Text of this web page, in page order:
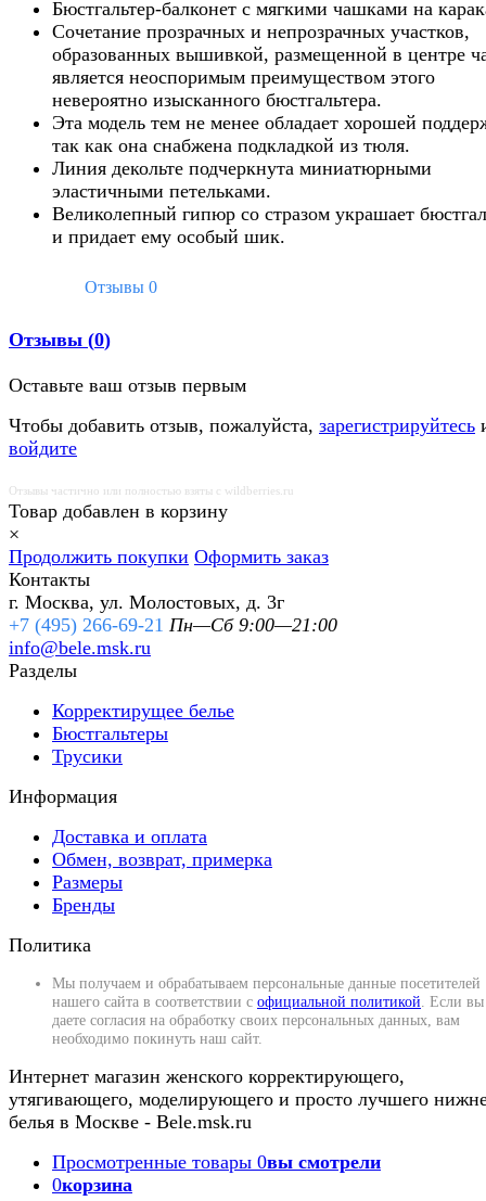
Бюстгальтер-балконет с мягкими чашками на
Сочетание прозрачных и непрозрачных участков,
образованных вышивкой, размещенной в центре
является неоспоримым преимуществом этого
невероятно изысканного бюстгальтера.
Эта модель тем не менее обладает хорошей
так как она снабжена подкладкой из тюля.
Линия декольте подчеркнута миниатюрными
эластичными петельками.
Великолепный гипюр со стразом украшает
и придает ему особый шик.
Отзывы 0
Отзывы (0)
Оставьте ваш отзыв первым
Чтобы добавить отзыв, пожалуйста, зарегистрируйтесь
войдите
Отзывы частично или полностью взяты с wildberries.ru
Товар добавлен в корзину
×
Продолжить покупки Оформить заказ
Контакты
г. Москва, ул. Молостовых, д. 3г
+7 (495) 266-69-21 Пн—Сб 9:00—21:00
info@bele.msk.ru
Разделы
Корректирущее белье
Бюстгальтеры
Трусики
Информация
Доставка и оплата
Обмен, возврат, примерка
Размеры
Бренды
Политика
Мы получаем и обрабатываем персональные данные посетителей
нашего сайта в соответствии с официальной политикой. Если вы
даете согласия на обработку своих персональных данных, вам
необходимо покинуть наш сайт.
Интернет магазин женского корректирующего,
утягивающего, моделирующего и просто лучшего
белья в Москве - Bele.msk.ru
Просмотренные товары 0вы смотрели
0корзина